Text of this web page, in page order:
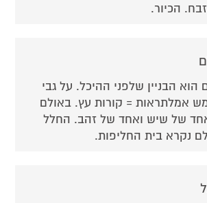
הכיור.
הוא הבניין שלפני ההיכל. על גבי
אמלתראות = קורות עץ. באולם
אחד של שיש ואחד של זהב. החלל
נקרא בית החליפות.